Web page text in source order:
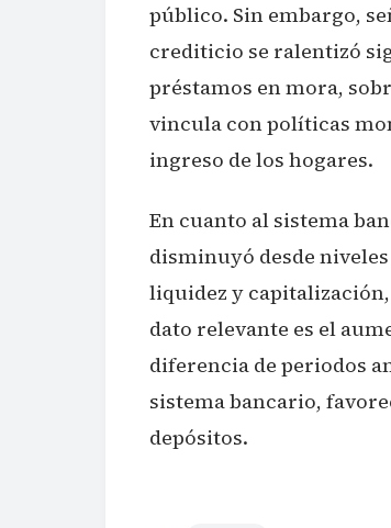
público. Sin embargo,
crediticio se ralentizó
préstamos en mora,
vincula con políticas
ingreso de los hogares.
En cuanto al sistema
disminuyó desde
liquidez y
dato relevante es el
diferencia de periodos
sistema bancario,
depósitos.